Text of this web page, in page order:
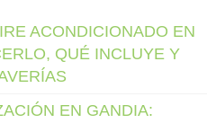
ACONDICIONADO EN
QUÉ INCLUYE Y
EN GANDIA: